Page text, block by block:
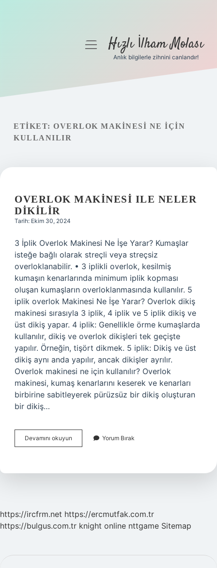
Gizlilik Politikası
Hakkımızda
menüyüHızlı İlham Molası
Anlık bilgilerle zihnini canlandır!
ETIKET: OVERLOK MAKINESI NE IÇIN
KULLANILIR
OVERLOK MAKINESI ILE NELER
DIKILIR
Tarih: Ekim 30, 2024
3 İplik Overlok Makinesi Ne İşe Yarar? Kumaşlar
isteğe bağlı olarak streçli veya streçsiz
overloklanabilir. • 3 iplikli overlok, kesilmiş
kumaşın kenarlarında minimum iplik kopması
oluşan kumaşların overloklanmasında kullanılır. 5
iplik overlok Makinesi Ne İşe Yarar? Overlok dikiş
makinesi sırasıyla 3 iplik, 4 iplik ve 5 iplik dikiş ve
üst dikiş yapar. 4 iplik: Genellikle örme kumaşlarda
kullanılır, dikiş ve overlok dikişleri tek geçişte
yapılır. Örneğin, tişört dikmek. 5 iplik: Dikiş ve üst
dikiş aynı anda yapılır, ancak dikişler ayrılır.
Overlok makinesi ne için kullanılır? Overlok
makinesi, kumaş kenarlarını keserek ve kenarları
birbirine sabitleyerek pürüzsüz bir dikiş oluşturan
bir dikiş…
Devamını okuyun
Makinesi
Dikilir
Yorum Bırak
https://ircfrm.net https://ercmutfak.com.tr
https://bulgus.com.tr knight online nttgame Sitemap